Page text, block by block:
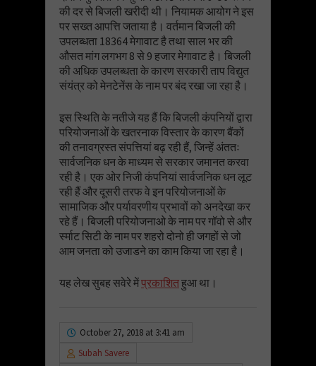
की दर से बिजली खरीदी थी। नियामक आयोग ने इस
पर सख्त आपत्ति जताया है। वर्तमान बिजली की
उपलब्धता 18364 मेगावाट है तथा साल भर की
औसत मांग लगभग 8 से 9 हजार मेगावाट है। बिजली
की अधिक उपलब्धता के कारण सरकारी ताप विद्युत
संयंत्र को मेनटेनेंस के नाम पर बंद रखा जा रहा है।
इस स्थिति के नतीजे यह हैं कि बिजली कंपनियों द्वारा
परियोजनाओं के खतरनाक विस्तार के कारण बैंकों
की तनावग्रस्त संपत्तियां बढ़ रही हैं, जिन्हें अंततः
सार्वजनिक धन के माध्यम से सरकार जमानत करवा
रही है। एक ओर निजी कंपनियां सार्वजनिक धन लूट
रही हैं और दूसरी तरफ वे इन परियोजनाओं के
सामाजिक और पर्यावरणीय प्रभावों को अनदेखा कर
रहे हैं। बिजली परियोजनाओ के नाम पर गॉवो से और
र्स्माट सिटी के नाम पर शहरो दोनो ही जगहों से जो
आम जनता को उजाडने का काम किया जा रहा है।
यह लेख सुबह सवेरे मेंप्रकाशितहुआ था।
October 27, 2018 at 3:41 am
Subah Savere